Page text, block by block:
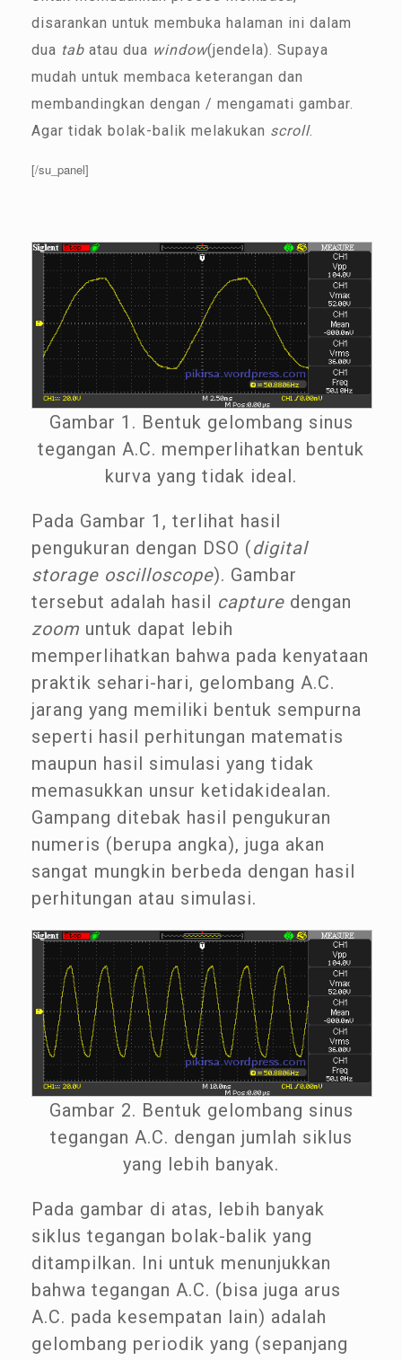
disarankan untuk membuka halaman ini dalam
dua tab atau dua window(jendela). Supaya
mudah untuk membaca keterangan dan
membandingkan dengan / mengamati gambar.
Agar tidak bolak-balik melakukan scroll.
[/su_panel]
Gambar 1. Bentuk gelombang sinus
tegangan A.C. memperlihatkan bentuk
kurva yang tidak ideal.
Pada Gambar 1, terlihat hasil
pengukuran dengan DSO (digital
storage oscilloscope). Gambar
tersebut adalah hasil capture dengan
zoom untuk dapat lebih
memperlihatkan bahwa pada kenyataan
praktik sehari-hari, gelombang A.C.
jarang yang memiliki bentuk sempurna
seperti hasil perhitungan matematis
maupun hasil simulasi yang tidak
memasukkan unsur ketidakidealan.
Gampang ditebak hasil pengukuran
numeris (berupa angka), juga akan
sangat mungkin berbeda dengan hasil
perhitungan atau simulasi.
Gambar 2. Bentuk gelombang sinus
tegangan A.C. dengan jumlah siklus
yang lebih banyak.
Pada gambar di atas, lebih banyak
siklus tegangan bolak-balik yang
ditampilkan. Ini untuk menunjukkan
bahwa tegangan A.C. (bisa juga arus
A.C. pada kesempatan lain) adalah
gelombang periodik yang (sepanjang